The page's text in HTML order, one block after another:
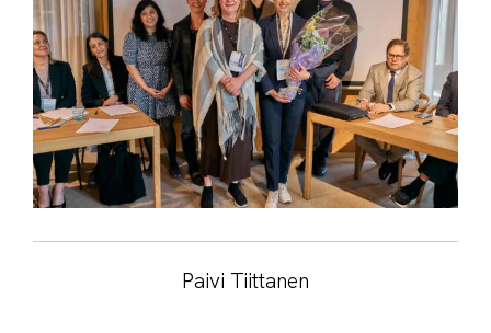
Paivi Tiittanen